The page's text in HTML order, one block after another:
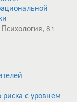
81
риска с уровнем